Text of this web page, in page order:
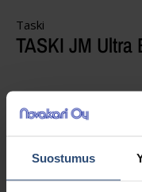
Suostumus
Taski
TASKI JM Ultra
Joutsenmerkitty
14,92€ alv 0%